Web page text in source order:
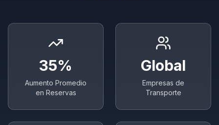
35%
Aumento Promedio
en Reservas
Global
Empresas de
Transporte